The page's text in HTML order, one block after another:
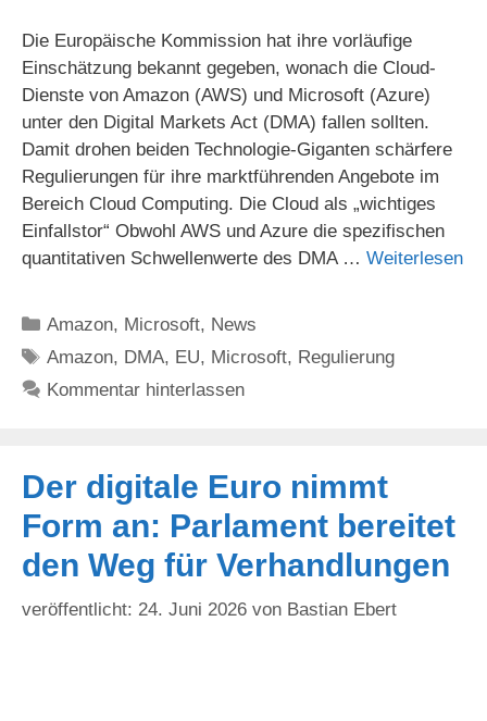
Die Europäische Kommission hat ihre vorläufige
Einschätzung bekannt gegeben, wonach die Cloud-
Dienste von Amazon (AWS) und Microsoft (Azure)
unter den Digital Markets Act (DMA) fallen sollten.
Damit drohen beiden Technologie-Giganten schärfere
Regulierungen für ihre marktführenden Angebote im
Bereich Cloud Computing. Die Cloud als „wichtiges
Einfallstor“ Obwohl AWS und Azure die spezifischen
quantitativen Schwellenwerte des DMA … Weiterlesen
Kategorien
Amazon, Microsoft, News
Schlagwörter
Amazon, DMA, EU, Microsoft, Regulierung
Kommentar hinterlassen
Der digitale Euro nimmt
Form an: Parlament bereitet
den Weg für Verhandlungen
24. Juni 2026 von Bastian Ebert